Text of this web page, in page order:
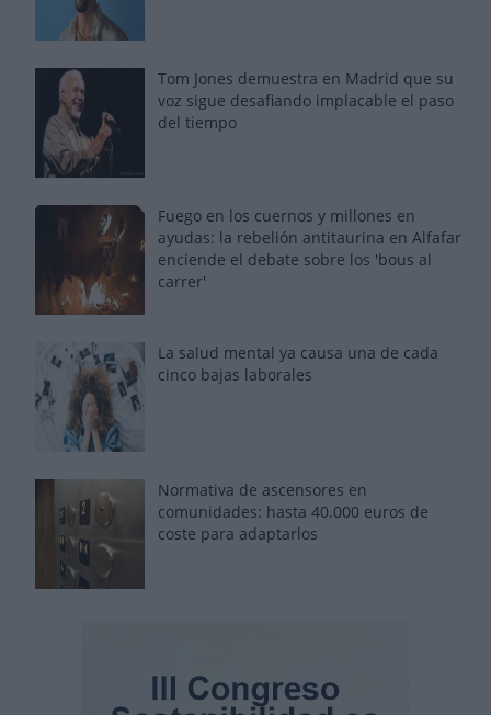
Tom Jones demuestra en Madrid que su
voz sigue desafiando implacable el paso
del tiempo
Fuego en los cuernos y millones en
ayudas: la rebelión antitaurina en Alfafar
enciende el debate sobre los 'bous al
carrer'
La salud mental ya causa una de cada
cinco bajas laborales
Normativa de ascensores en
comunidades: hasta 40.000 euros de
coste para adaptarlos